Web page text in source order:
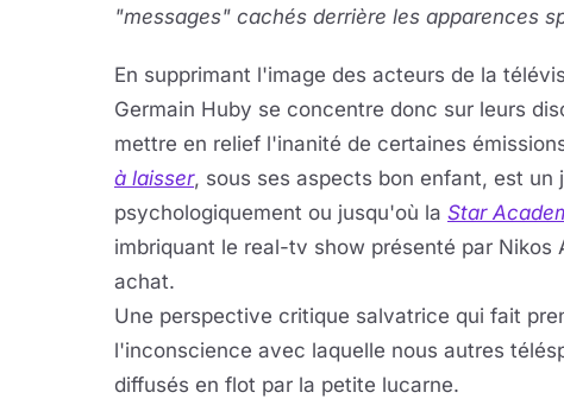
"messages" cachés derrière les apparences
En supprimant l'image des acteurs de la
Germain Huby se concentre donc sur leurs
mettre en relief l'inanité de certaines
à laisser, sous ses aspects bon enfant, est
psychologiquement ou jusqu'où la Star
imbriquant le real-tv show présenté par
achat.
Une perspective critique salvatrice qui fait
l'inconscience avec laquelle nous autres
diffusés en flot par la petite lucarne.